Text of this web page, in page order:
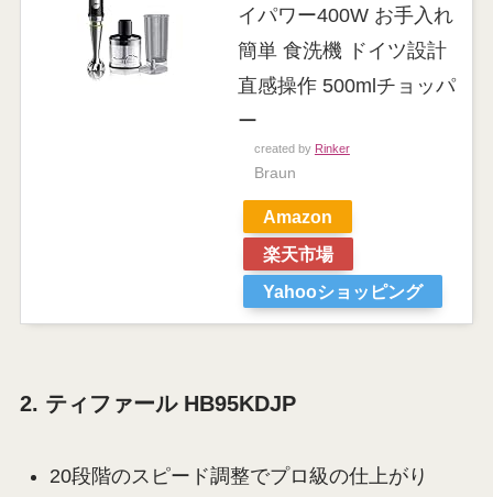
イパワー400W お手入れ
簡単 食洗機 ドイツ設計
直感操作 500mlチョッパ
ー
created by Rinker
Braun
Amazon
楽天市場
Yahooショッピング
2. ティファール HB95KDJP
20段階のスピード調整でプロ級の仕上がり